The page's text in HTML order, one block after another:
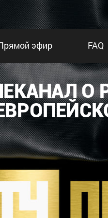
эфир FAQ
О